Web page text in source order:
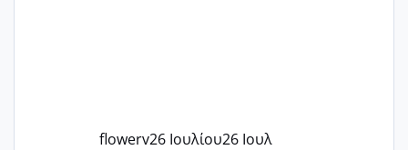
flowerv26 Ιουλίου26 Ιουλ